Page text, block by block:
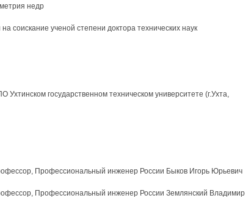
недр
соискание ученой степени доктора технических наук
государственном техническом университете (г.Ухта,
Профессиональный инженер России Быков Игорь Юрьевич
Профессиональный инженер России Землянский Владимир